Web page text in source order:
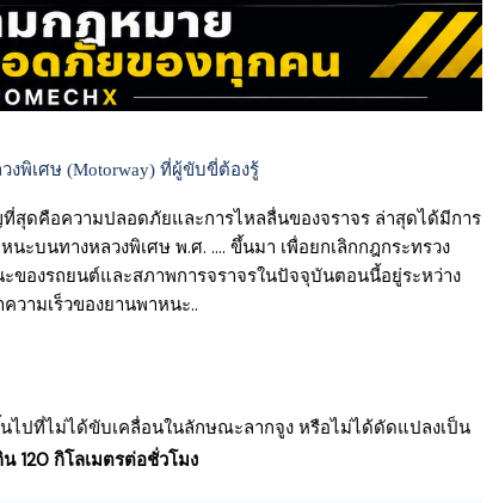
งพิเศษ (Motorway) ที่ผู้ขับขี่ต้องรู้
สุดคือความปลอดภัยและการไหลลื่นของจราจร ล่าสุดได้มีการ
ะบนทางหลวงพิเศษ พ.ศ. …. ขึ้นมา เพื่อยกเลิกกฎกระทรวง
องรถยนต์และสภาพการจราจรในปัจจุบันตอนนี้อยู่ระหว่าง
วามเร็วของยานพาหนะ..
ไปที่ไม่ได้ขับเคลื่อนในลักษณะลากจูง หรือไม่ได้ดัดแปลงเป็น
น 120 กิโลเมตรต่อชั่วโมง